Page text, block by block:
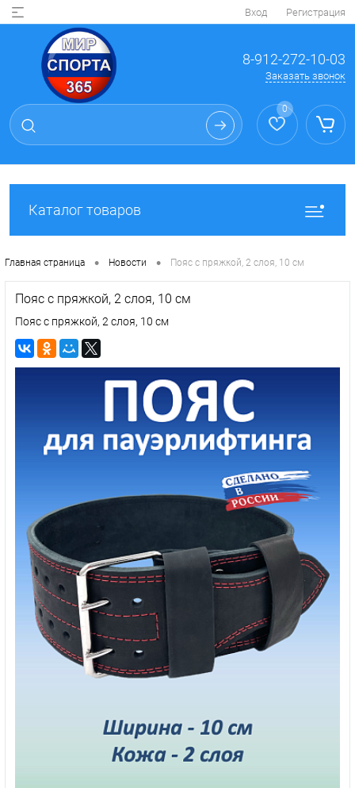
Вход Регистрация
8-912-272-10-03
Заказать звонок
0
Каталог товаров
Главная страница • Новости • Пояс с пряжкой, 2 слоя, 10 см
Пояс с пряжкой, 2 слоя, 10 см
Пояс с пряжкой, 2 слоя, 10 см